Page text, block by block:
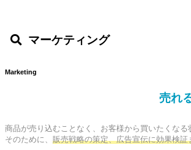
マーケティング
Marketing
売れ
商品が売り込むことなく、お客様から買いたくな
そのために、 販売戦略の策定、広告宣伝に効果検